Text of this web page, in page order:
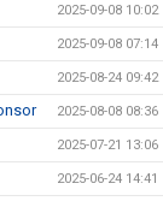
2025-09-08 10:02
2025-09-08 07:14
2025-08-24 09:42
2025-08-08 08:36
2025-07-21 13:06
2025-06-24 14:41